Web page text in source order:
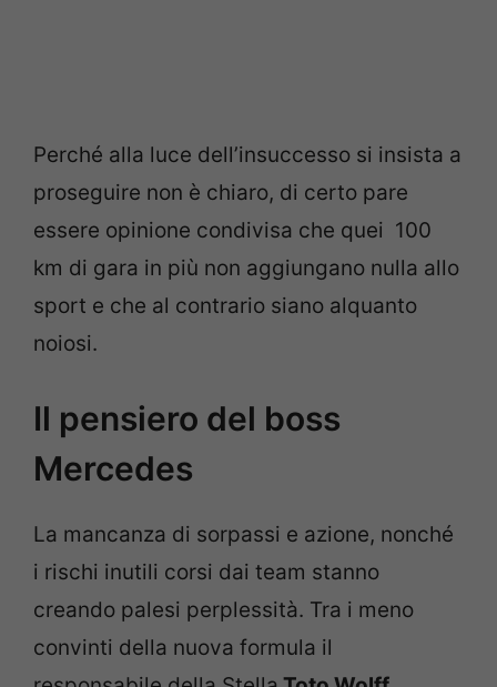
Perché alla luce dell’insuccesso si insista a
proseguire non è chiaro, di certo pare
essere opinione condivisa che quei 100
km di gara in più non aggiungano nulla allo
sport e che al contrario siano alquanto
noiosi.
Il pensiero del boss
Mercedes
La mancanza di sorpassi e azione, nonché
i rischi inutili corsi dai team stanno
creando palesi perplessità. Tra i meno
convinti della nuova formula il